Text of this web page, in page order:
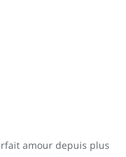
amour depuis plus